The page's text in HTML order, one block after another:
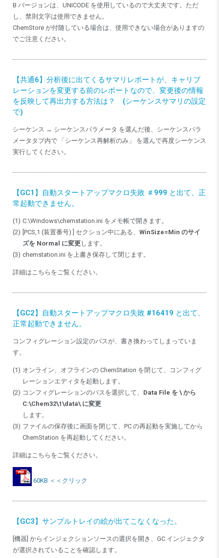
B バージョンは、UNICODE を使用しているので大丈夫です。ただ
し、禁則文字は使用できません。
ChemStore が付随している場合は、使用できない場合がありますの
でご注意ください。
【共通6】分析後に出てくるサマリレポートが、キャリブ
レーションを変更する前のレポートなので、変更後の情報
を反映して再出力する方法は？ (シーケンスサマリの設定
で)
シーケンス → シーケンスパラメータ を選んだ後、シーケンスパラ
メータタブ内で 「シーケンス再解析のみ」 を選んで再度シーケンス
実行してください。
【GC1】自動スタートアップマクロ失敗 ＃999 と出て、正
常起動できません。
C:\Windows\chemstation.ini をメモ帳で開きます。
[PCS,1 (装置番号) ] セクション中にある、 WinSize=Min のサイ
ズを Normal に変更します。
chemstation.ini を上書き保存して閉じます。
詳細はこちらをご覧ください。
【GC2】自動スタートアップマクロ失敗 #16419 と出て、
正常起動できません。
コンフィグレーション設定のパスが、書き換わってしまっていま
す。
オンライン、オフラインの ChemStation を閉じて、コンフィグ
レーションエディタを起動します。
コンフィグレーションのパスを選択して、 Data File を \ から
C:\Chem32\1\data\ に変更
します。
ファイルの保存後に画面を閉じて、PC の再起動を実施してから
ChemStation を再起動してください。
詳細はこちらをご覧ください。
60KB ＜＜クリック
【GC3】サンプルトレイの絵が出てこなくなった。
[機器] からインジェクションソースの選択を開き、GC インジェクタ
が選択されていることを確認します。